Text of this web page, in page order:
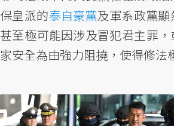
保皇派的泰自豪黨及軍系政黨
甚至極可能因涉及冒犯君主罪
家安全為由強力阻撓，使得修法